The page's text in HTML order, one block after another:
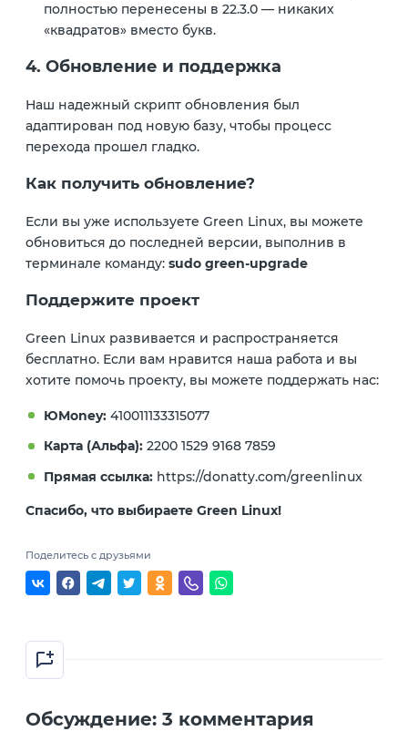
полностью перенесены в 22.3.0 — никаких
«квадратов» вместо букв.
4. Обновление и поддержка
Наш надежный скрипт обновления был
адаптирован под новую базу, чтобы процесс
перехода прошел гладко.
Как получить обновление?
Если вы уже используете Green Linux, вы можете
обновиться до последней версии, выполнив в
терминале команду: sudo green-upgrade
Поддержите проект
Green Linux развивается и распространяется
бесплатно. Если вам нравится наша работа и вы
хотите помочь проекту, вы можете поддержать нас:
ЮMoney:410011133315077
Карта (Альфа):2200 1529 9168 7859
Прямая ссылка:https://donatty.com/greenlinux
Спасибо, что выбираете Green Linux!
Поделитесь с друзьями
Обсуждение: 3 комментария